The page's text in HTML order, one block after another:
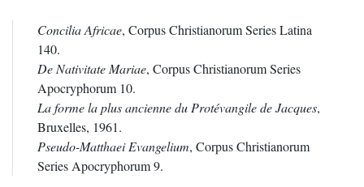
Concilia Africae, Corpus Christianorum Series Latina
140.
De Nativitate Mariae, Corpus Christianorum Series
Apocryphorum 10.
La forme la plus ancienne du Protévangile de Jacques,
Bruxelles, 1961.
Pseudo-Matthaei Evangelium, Corpus Christianorum
Series Apocryphorum 9.